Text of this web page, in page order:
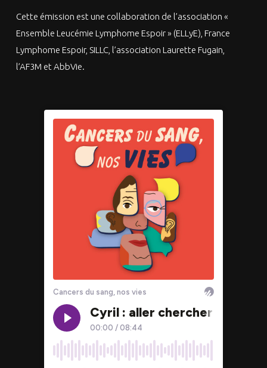
Cette émission est une collaboration de l’association «
Ensemble Leucémie Lymphome Espoir » (ELLyE), France
Lymphome Espoir, SILLC, l’association Laurette Fugain,
l’AF3M et AbbVie.